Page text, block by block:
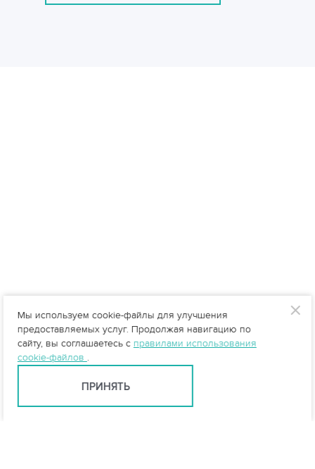
Мы используем cookie-файлы для улучшения
предоставляемых услуг. Продолжая навигацию по
сайту, вы соглашаетесь с правилами использования
cookie-файлов .
ПРИНЯТЬ